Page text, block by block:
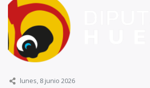
lunes, 8 junio 2026